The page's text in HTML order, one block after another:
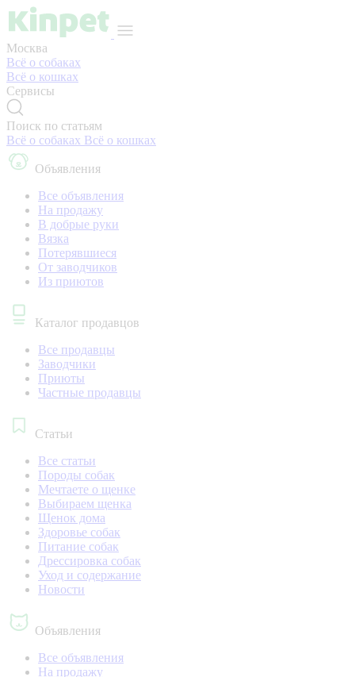
Москва
Всё о собаках
Всё о кошках
Сервисы
Поиск по статьям
Всё о собаках Всё о кошках
Объявления
Все объявления
На продажу
В добрые руки
Вязка
Потерявшиеся
От заводчиков
Из приютов
Каталог продавцов
Все продавцы
Заводчики
Приюты
Частные продавцы
Статьи
Все статьи
Породы собак
Мечтаете о щенке
Выбираем щенка
Щенок дома
Здоровье собак
Питание собак
Дрессировка собак
Уход и содержание
Новости
Объявления
Все объявления
На продажу